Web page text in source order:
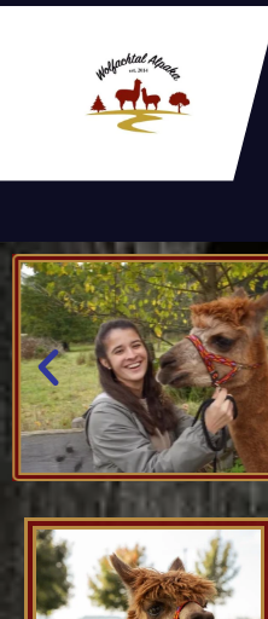
You will never forget the Alpaka